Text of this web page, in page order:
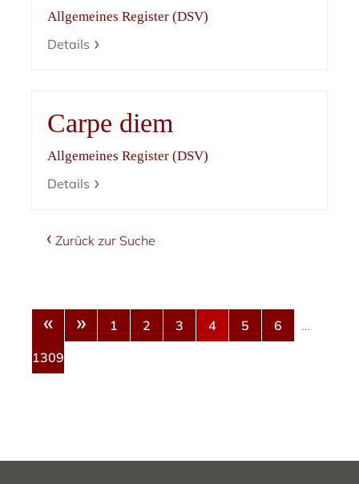
Allgemeines Register (DSV)
Details
Carpe diem
Allgemeines Register (DSV)
Details
Zurück zur Suche
« » 1 2 3 4 5 6
…
1309